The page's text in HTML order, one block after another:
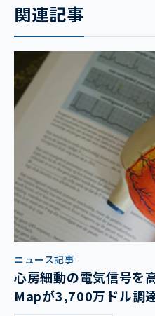
関連記事
ニュース記事
心房細動の電気信号を
Mapが3,700万ドル調